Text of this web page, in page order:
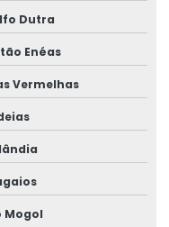
Dutra
Enéas
Vermelhas
Mogol